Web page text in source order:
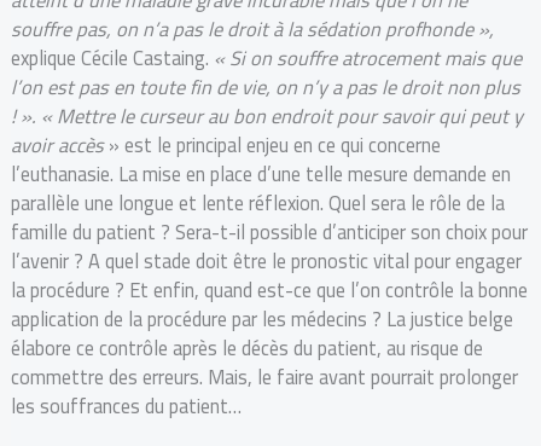
souffre pas, on n’a pas le droit à la sédation profhonde »,
explique Cécile Castaing. « Si on souffre atrocement mais que
l’on est pas en toute fin de vie, on n’y a pas le droit non plus
! ». « Mettre le curseur au bon endroit pour savoir qui peut y
avoir accès» est le principal enjeu en ce qui concerne
l’euthanasie. La mise en place d’une telle mesure demande en
parallèle une longue et lente réflexion. Quel sera le rôle de la
famille du patient ? Sera-t-il possible d’anticiper son choix pour
l’avenir ? A quel stade doit être le pronostic vital pour engager
la procédure ? Et enfin, quand est-ce que l’on contrôle la bonne
application de la procédure par les médecins ? La justice belge
élabore ce contrôle après le décès du patient, au risque de
commettre des erreurs. Mais, le faire avant pourrait prolonger
les souffrances du patient…